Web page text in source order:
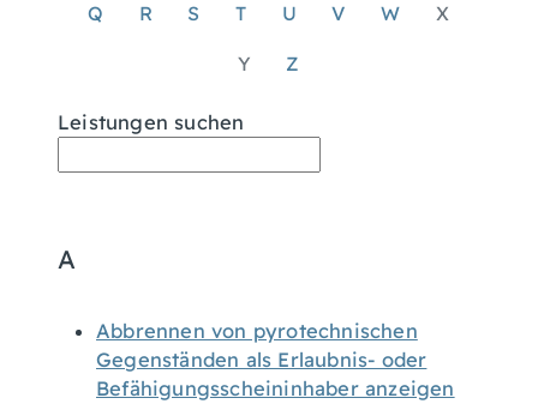
Q R S T U V W X
Y Z
Leistungen suchen
A
Abbrennen von pyrotechnischen
Gegenständen als Erlaubnis- oder
Befähigungsscheininhaber anzeigen